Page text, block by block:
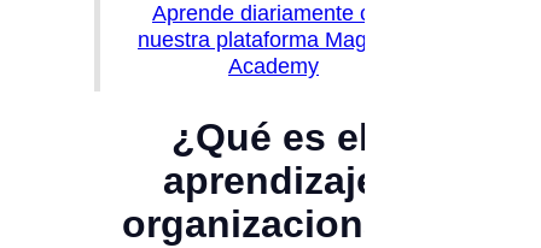
Aprende diariamente con
nuestra plataforma Magneto
Academy
¿Qué es el
aprendizaje
organizacional?